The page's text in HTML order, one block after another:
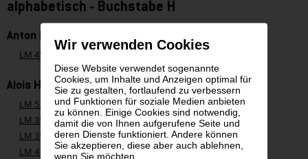
Wir verwenden Cookies
Diese Website verwendet sogenannte
Cookies, um Inhalte und Anzeigen optimal für
Sie zu gestalten, fortlaufend zu verbessern
und Funktionen für soziale Medien anbieten
zu können. Einige Cookies sind notwendig,
damit die von Ihnen aufgerufene Seite und
deren Dienste funktioniert. Andere können
Sie akzeptieren, diese aber auch ablehnen,
wenn Sie möchten.
alphabetisch - Buchstabe H
Anton Hanak
LM 4518
Alois Hänisch
LM 525
Alois Hänisch, Stillleben mit Stockuhr
LM 3552
Alois Hänisch, Barocker Pavillion
LM 3596
Alois Hänisch, Schlosspark im Winter
LM 4120
Alois Hänisch, Sommerlandschaft